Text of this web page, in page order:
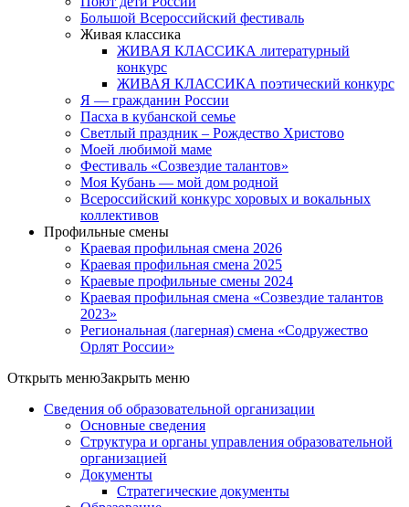
Большой Всероссийский фестиваль
Живая классика
ЖИВАЯ КЛАССИКА литературный
конкурс
ЖИВАЯ КЛАССИКА поэтический конкурс
Я — гражданин России
Пасха в кубанской семье
Светлый праздник – Рождество Христово
Моей любимой маме
Фестиваль «Созвездие талантов»
Моя Кубань — мой дом родной
Всероссийский конкурс хоровых и вокальных
коллективов
Профильные смены
Краевая профильная смена 2026
Краевая профильная смена 2025
Краевые профильные смены 2024
Краевая профильная смена «Созвездие талантов
2023»
Региональная (лагерная) смена «Содружество
Орлят России»
Открыть менюЗакрыть меню
Сведения об образовательной организации
Основные сведения
Структура и органы управления образовательной
организацией
Документы
Стратегические документы